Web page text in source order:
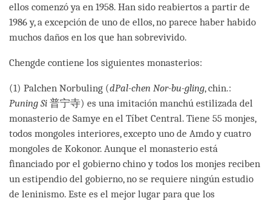
ellos comenzó ya en 1958. Han sido reabiertos a partir de
1986 y, a excepción de uno de ellos, no parece haber habido
muchos daños en los que han sobrevivido.
Chengde contiene los siguientes monasterios:
(1) Palchen Norbuling (dPal-chen Nor-bu-gling, chin.:
Puning Si 普宁寺) es una imitación manchú estilizada del
monasterio de Samye en el Tíbet Central. Tiene 55 monjes,
todos mongoles interiores, excepto uno de Amdo y cuatro
mongoles de Kokonor. Aunque el monasterio está
financiado por el gobierno chino y todos los monjes reciben
un estipendio del gobierno, no se requiere ningún estudio
de leninismo. Este es el mejor lugar para que los